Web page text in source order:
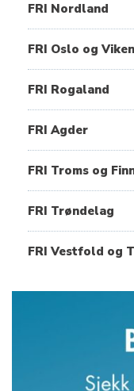
FRI Nordland
FRI Oslo og Viken
FRI Rogaland
FRI Agder
FRI Troms og
FRI Trøndelag
FRI Vestfold og